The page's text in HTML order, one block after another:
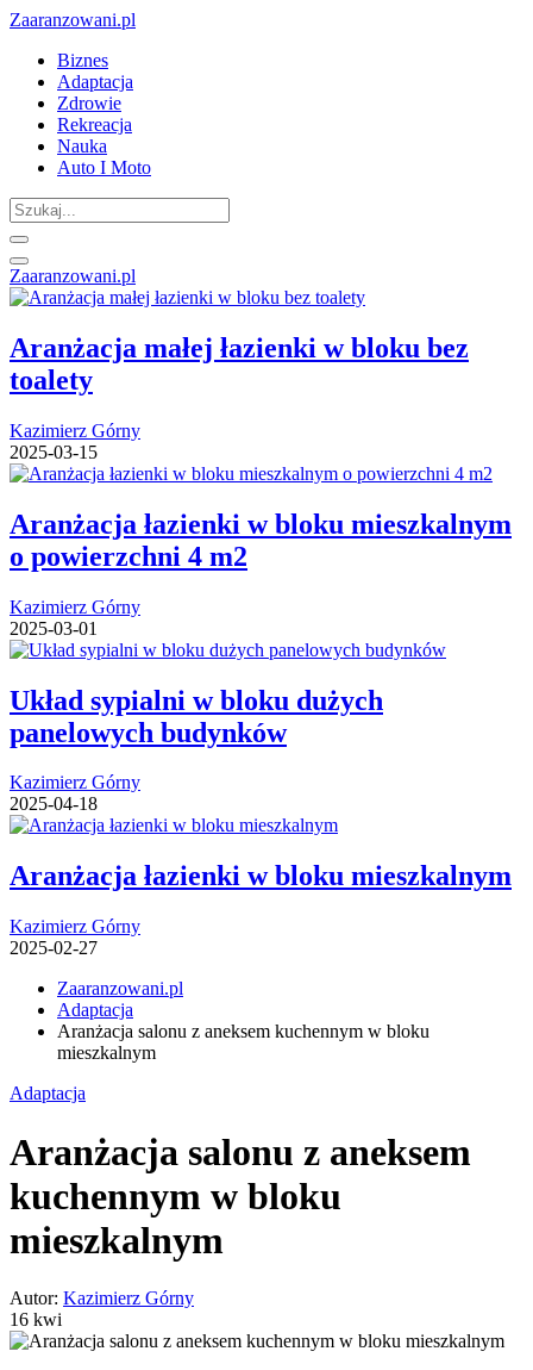
Zaaranzowani.pl
Biznes
Adaptacja
Zdrowie
Rekreacja
Nauka
Auto I Moto
Zaaranzowani.pl
Aranżacja małej łazienki w bloku bez
toalety
Kazimierz Górny
2025-03-15
Aranżacja łazienki w bloku mieszkalnym
o powierzchni 4 m2
Kazimierz Górny
2025-03-01
Układ sypialni w bloku dużych
panelowych budynków
Kazimierz Górny
2025-04-18
Aranżacja łazienki w bloku mieszkalnym
Kazimierz Górny
2025-02-27
Zaaranzowani.pl
Adaptacja
Aranżacja salonu z aneksem kuchennym w bloku
mieszkalnym
Adaptacja
Aranżacja salonu z aneksem
kuchennym w bloku
mieszkalnym
Autor: Kazimierz Górny
16 kwi